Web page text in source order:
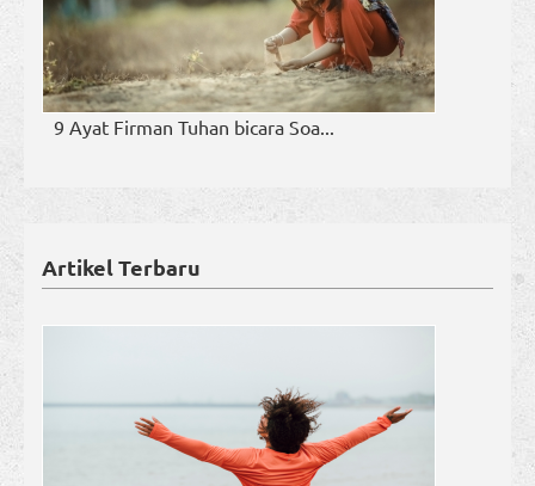
9 Ayat Firman Tuhan bicara Soa...
Artikel Terbaru